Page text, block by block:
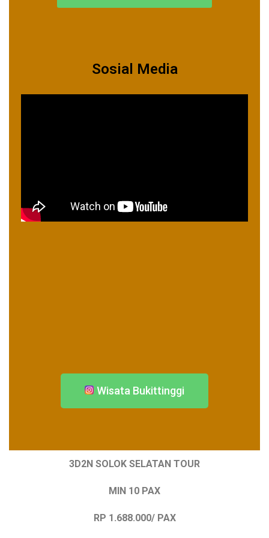
Sosial Media
Wisata Bukittinggi
3D2N SOLOK SELATAN TOUR
MIN 10 PAX
RP 1.688.000/ PAX